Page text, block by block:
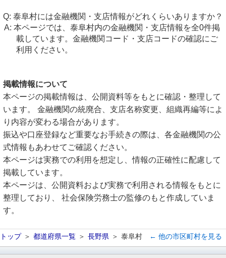
泰阜村には金融機関・支店情報がどれくらいありますか？
本ページでは、泰阜村内の金融機関・支店情報を全0件掲
載しています。金融機関コード・支店コードの確認にご
利用ください。
掲載情報について
本ページの掲載情報は、公開資料等をもとに確認・整理して
います。 金融機関の統廃合、支店名称変更、組織再編等によ
り内容が変わる場合があります。
振込や口座登録など重要なお手続きの際は、各金融機関の公
式情報もあわせてご確認ください。
本ページは実務での利用を想定し、情報の正確性に配慮して
掲載しています。
本ページは、公開資料および実務で利用される情報をもとに
整理しており、 社会保険労務士の監修のもと作成していま
す。
トップ 都道府県一覧 長野県 泰阜村 ← 他の市区町村を見る